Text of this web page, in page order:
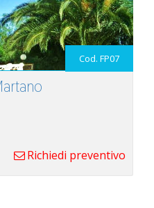
Cod. FP07
Richiedi preventivo